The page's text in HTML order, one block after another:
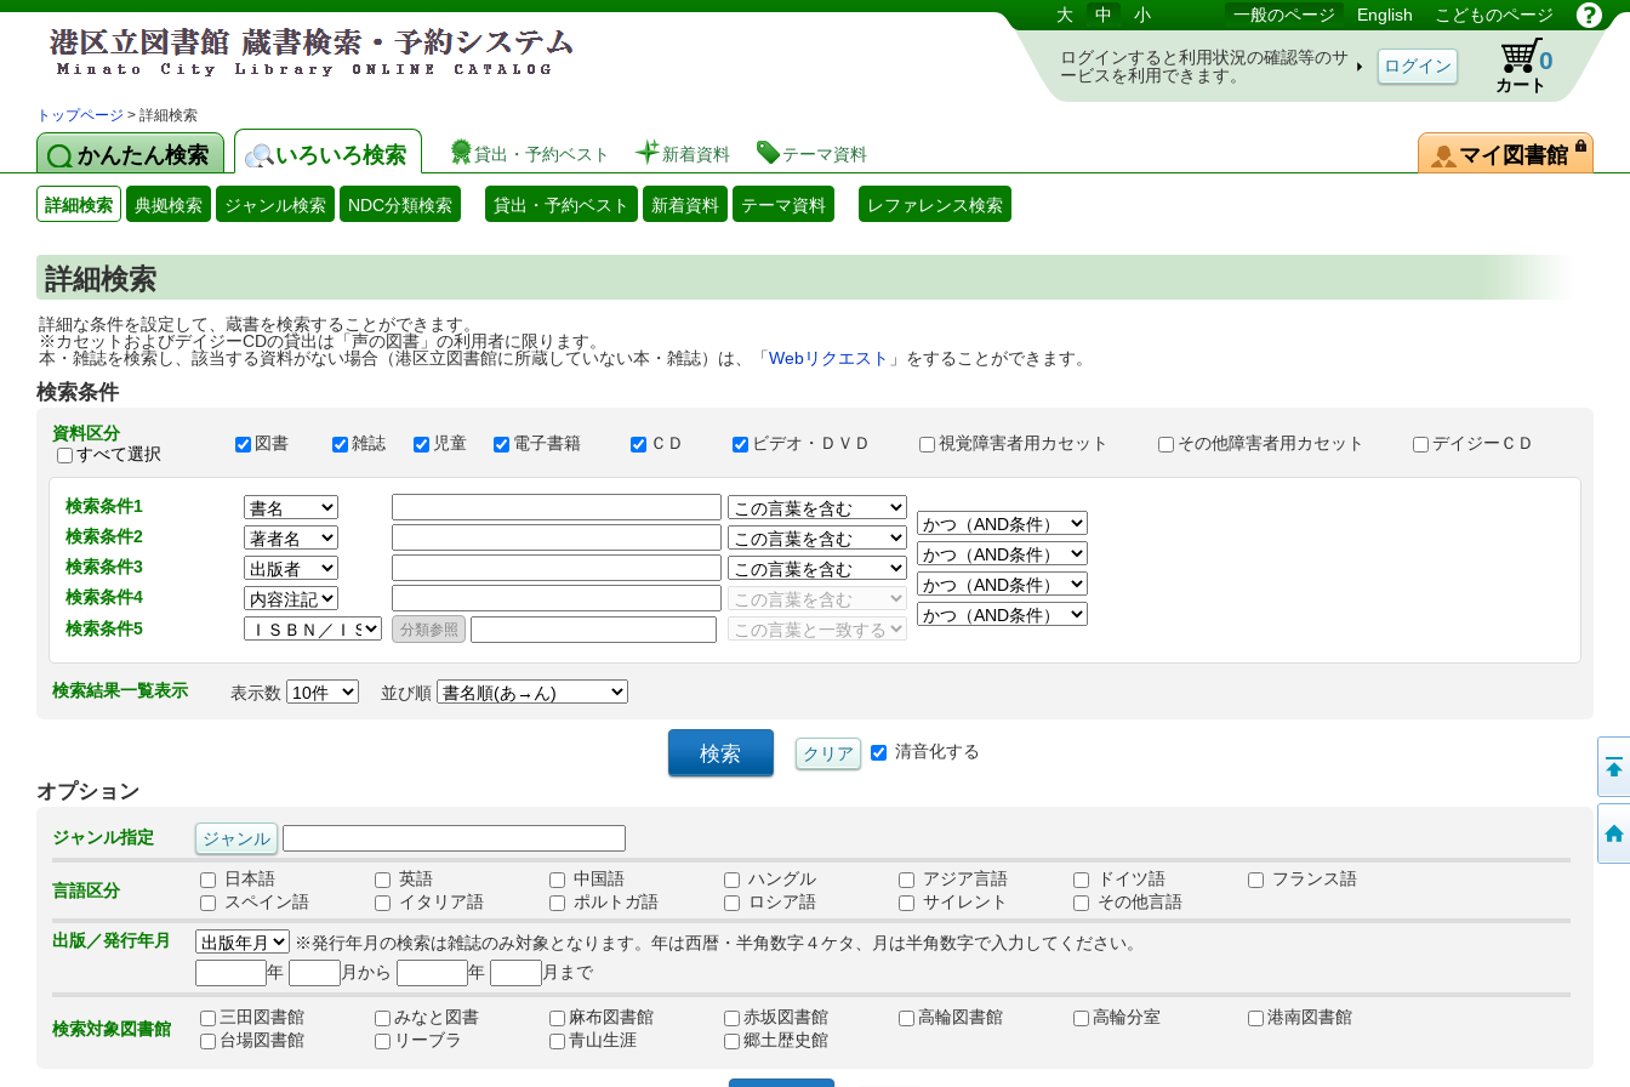
港区立図書館 蔵書検索・予約システム 大 中 小 一般のページ English こどものページ
ログインすると利用状況の確認等のサ
ービスを利用できます。
カート
0
トップページ > 詳細検索
かんたん検索 いろいろ検索 貸出・予約ベスト 新着資料 テーマ資料 マイ図書館
詳細検索 典拠検索 ジャンル検索 NDC分類検索 貸出・予約ベスト 新着資料 テーマ資料 レファレンス検索
詳細検索
詳細な条件を設定して、蔵書を検索することができます。
※カセットおよびデイジーCDの貸出は「声の図書」の利用者に限ります。
本・雑誌を検索し、該当する資料がない場合（港区立図書館に所蔵していない本・雑誌）は、「Webリクエスト 」をすることができます。
検索条件
資料区分
すべて選択
図書 雑誌 児童 電子書籍 ＣＤ ビデオ・ＤＶＤ 視覚障害者用カセット その他障害者用カセット デイジーＣＤ
検索条件1
検索条件2
検索条件3
検索条件4
検索条件5
検索結果一覧表示 表示数 並び順
清音化する
オプション
ジャンル指定
言語区分
日本語 英語 中国語 ハングル アジア言語 ドイツ語
フランス語
スペイン語
イタリア語 ポルトガ語 ロシア語 サイレント
その他言語
出版／発行年月
※発行年月の検索は雑誌のみ対象となります。年は西暦・半角数字４ケタ、月は半角数字で入力してください。
年
月から 年 月まで
検索対象図書館
三田図書館 みなと図書 麻布図書館 赤坂図書館 高輪図書館 高輪分室
港南図書館
台場図書館
リーブラ 青山生涯 郷土歴史館